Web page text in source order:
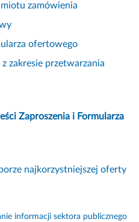
zamówienia
ofertowego
zakresie przetwarzania
Zaproszenia i Formularza
najkorzystniejszej oferty
informacji sektora publicznego